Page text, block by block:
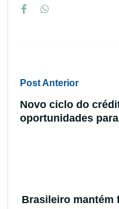
Post Anterior
Novo ciclo do
oportunidades
Brasileiro mantém